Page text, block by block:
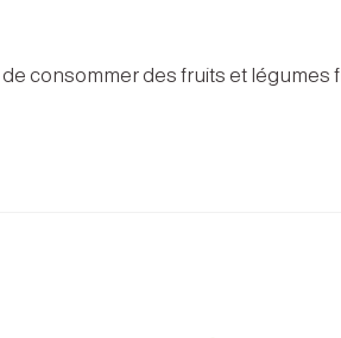
consommer des fruits et légumes